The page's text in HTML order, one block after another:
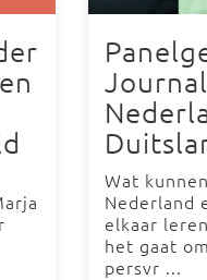
Wat
Nederland
elkaar
het gaat
persvr ...